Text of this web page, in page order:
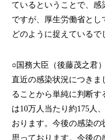
ているということで、感
ですが、厚生労働省と
どのように捉えているで
○国務大臣（後藤茂之君）
直近の感染状況につきま
ることから単純に判断
は10万人当たり約175人
おります。今後の感染
思っております。今後の